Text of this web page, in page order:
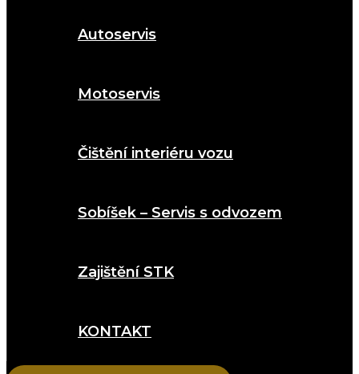
Autoservis
Motoservis
Čištění interiéru vozu
Sobíšek – Servis s odvozem
Zajištění STK
KONTAKT